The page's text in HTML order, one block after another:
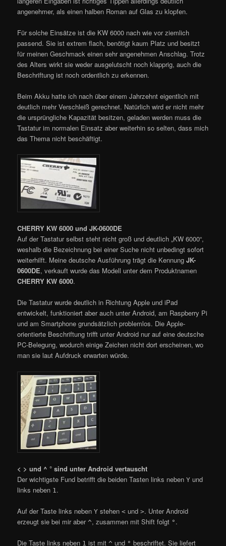
angenehmer, als einen halben Roman auf Glas zu klopfen.
Für solche Einsätze ist die KW 6000 nach wie vor ziemlich
passend. Sie ist extrem flach, benötigt kaum Platz und besitzt
für meinen Geschmack einen sehr angenehmen Anschlag. Trotz
des Alters wirkt sie weder ausgelutscht noch klapprig, auch die
Beschriftung ist noch ordentlich zu erkennen.
Beim Akku hatte ich nach über einem Jahrzehnt eigentlich mit
deutlich mehr Verschleiß gerechnet. Natürlich wird er nicht mehr
die ursprüngliche Kapazität besitzen, geladen werden muss die
Tastatur im normalen Einsatz aber weiterhin so selten, dass mich
das Thema nicht beschäftigt.
CHERRY KW 6000 und JK-0600DE
Auf der Tastatur selbst steht nicht groß und deutlich „KW 6000“,
weshalb die Bezeichnung bei einer Suche nicht unbedingt sofort
weiterhilft. Meine deutsche Ausführung trägt die KennungJK-
0600DE, verkauft wurde das Modell unter dem Produktnamen
CHERRY KW 6000.
Die Tastatur wurde deutlich in Richtung Apple und iPad
entwickelt, funktioniert aber auch unter Android, am Raspberry Pi
und am Smartphone grundsätzlich problemlos. Die Apple-
orientierte Beschriftung trifft unter Android nur auf eine deutsche
PC-Belegung, wodurch einige Zeichen nicht dort erscheinen, wo
man sie laut Aufdruck erwarten würde.
< > und ^ ° sind unter Android vertauscht
Der wichtigste Fund betrifft die beiden Tasten links nebenY und
links neben 1 .
Auf der Taste links nebenY stehen< und>. Unter Android
erzeugt sie bei mir aber^, zusammen mit Shift folgt ° .
Die Taste links neben 1 ist mit^ und ° beschriftet. Sie liefert